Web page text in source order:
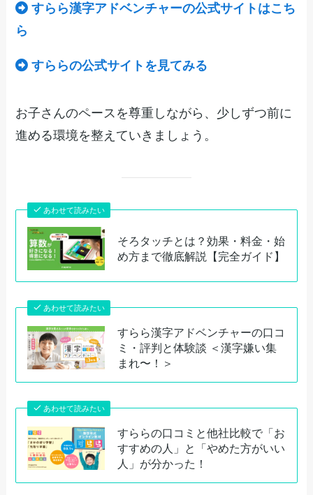
すらら漢字アドベンチャーの公式サイトはこち
ら
すららの公式サイトを見てみる
お子さんのペースを尊重しながら、少しずつ前に
進める環境を整えていきましょう。
あわせて読みたい
そろタッチとは？効果・料金・始
め方まで徹底解説【完全ガイド】
あわせて読みたい
すらら漢字アドベンチャーの口コ
ミ・評判と体験談 ＜漢字嫌い集
まれ〜！＞
あわせて読みたい
すららの口コミと他社比較で「お
すすめの人」と「やめた方がいい
人」が分かった！